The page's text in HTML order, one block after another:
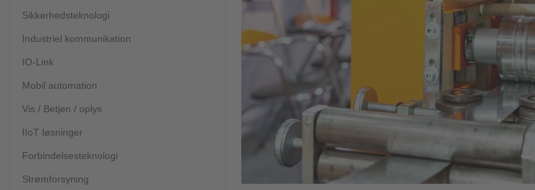
Sikkerhedsteknologi
Industriel kommunikation
IO-Link
Mobil automation
Vis / Betjen / oplys
IIoT løsninger
Forbindelsesteknologi
Strømforsyning